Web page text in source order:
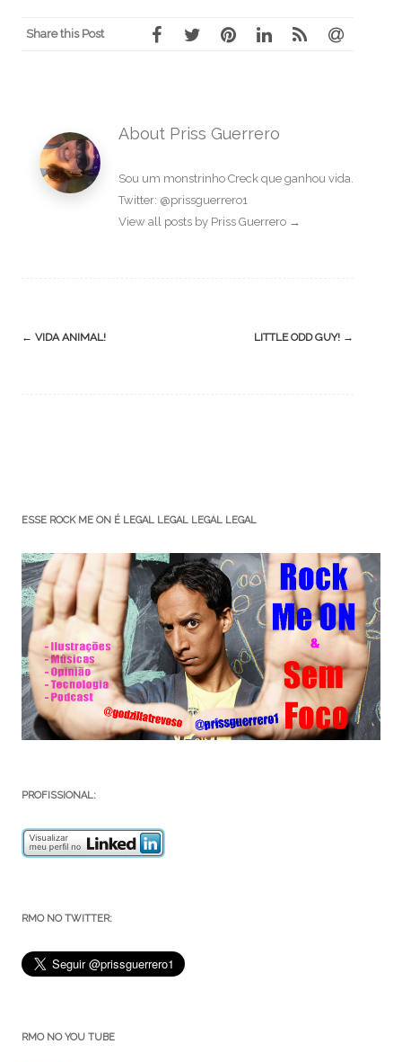
Share this Post
About Priss Guerrero
Sou um monstrinho Creck que ganhou vida.
Twitter: @prissguerrero1
View all posts by Priss Guerrero →
Post
← VIDA ANIMAL! LITTLE ODD GUY! →
ESSE ROCK ME ON É LEGAL LEGAL LEGAL LEGAL
PROFISSIONAL:
RMO NO TWITTER:
RMO NO YOU TUBE